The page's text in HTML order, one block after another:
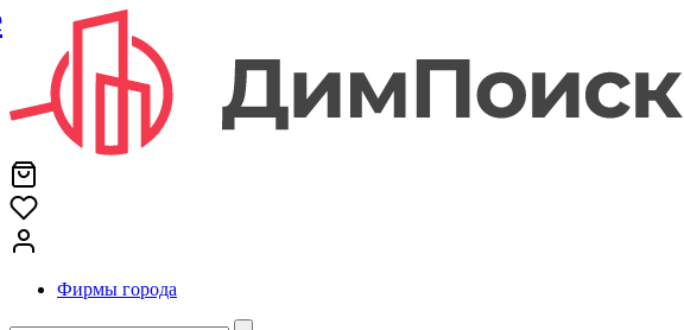
Фирмы города